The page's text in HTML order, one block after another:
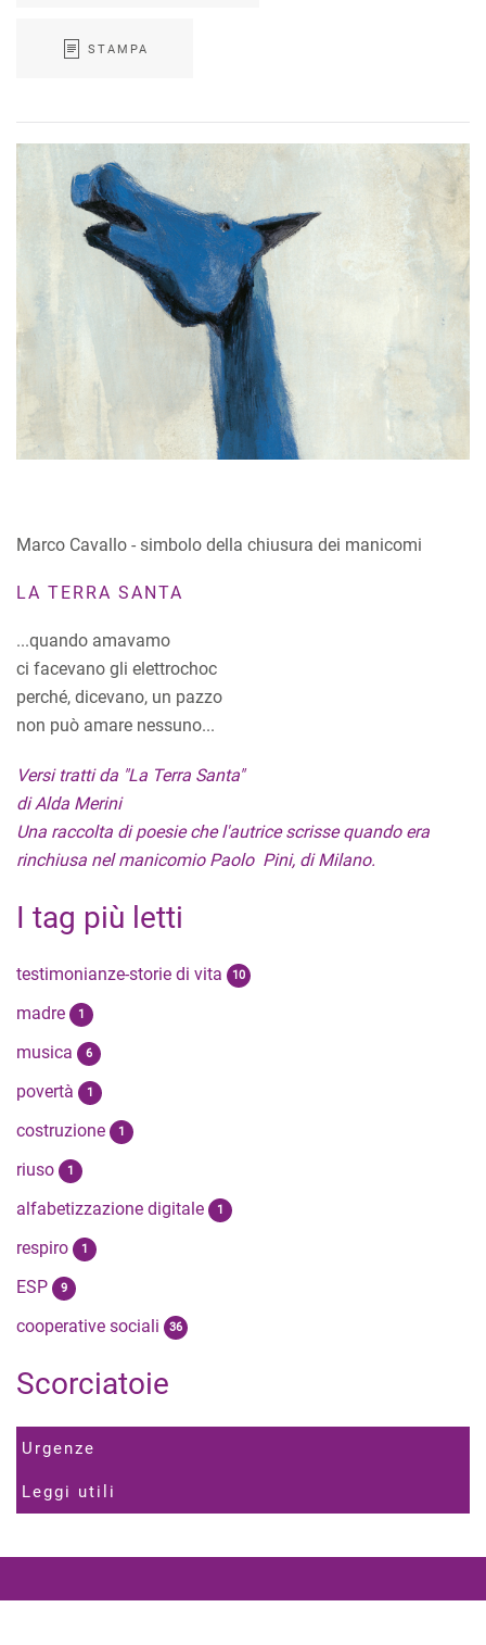
STAMPA
Marco Cavallo - simbolo della chiusura dei manicomi
LA TERRA SANTA
...quando amavamo
ci facevano gli elettrochoc
perché, dicevano, un pazzo
non può amare nessuno...
Versi tratti da "La Terra Santa"
di Alda Merini
Una raccolta di poesie che l'autrice scrisse quando era
rinchiusa nel manicomio Paolo Pini, di Milano.
I tag più letti
testimonianze-storie di vita 10
madre 1
musica 6
povertà 1
costruzione 1
riuso 1
alfabetizzazione digitale 1
respiro 1
ESP 9
cooperative sociali 36
Scorciatoie
Urgenze
Leggi utili